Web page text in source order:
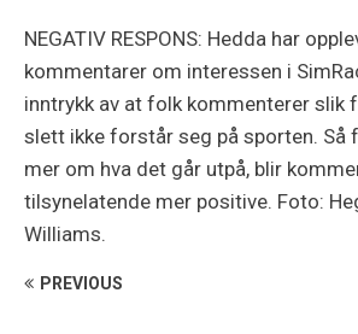
NEGATIV RESPONS: Hedda har
kommentarer om interessen i
inntrykk av at folk kommenterer slik
slett ikke forstår seg på sporten. Så
mer om hva det går utpå, blir
tilsynelatende mer positive. Foto:
Williams.
PREVIOUS